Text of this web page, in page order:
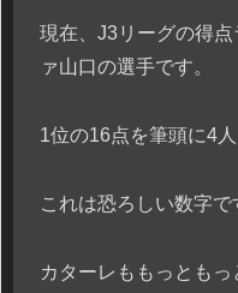
現在、J3リーグの得
ァ山口の選手です。
1位の16点を筆頭に4
これは恐ろしい数字で
カターレももっとも